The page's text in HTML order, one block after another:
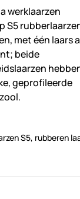
geplaatst
S5, rubberen